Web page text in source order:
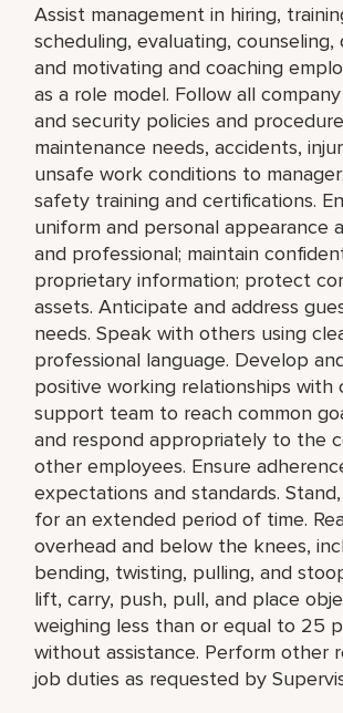
Assist management in hiring,
scheduling, evaluating, counseling,
and motivating and coaching
as a role model. Follow all
and security policies and
maintenance needs, accidents,
unsafe work conditions to
safety training and certifications.
uniform and personal appearance
and professional; maintain
proprietary information; protect
assets. Anticipate and address
needs. Speak with others using
professional language. Develop
positive working relationships with
support team to reach common
and respond appropriately to the
other employees. Ensure
expectations and standards.
for an extended period of time.
overhead and below the knees,
bending, twisting, pulling, and
lift, carry, push, pull, and place
weighing less than or equal to 25
without assistance. Perform other
job duties as requested by